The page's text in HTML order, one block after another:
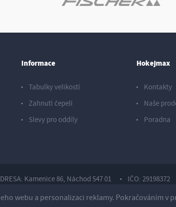
Informace
Tabulky velikostí
Zahnutí čepelí
Slevy pro oddíly
Hokejmax
Kontakty
Naše
Poradna
Kamenice 86, Náchod 547 01
IČO: 29198372
webu a personalizaci reklamy. Pokračováním v